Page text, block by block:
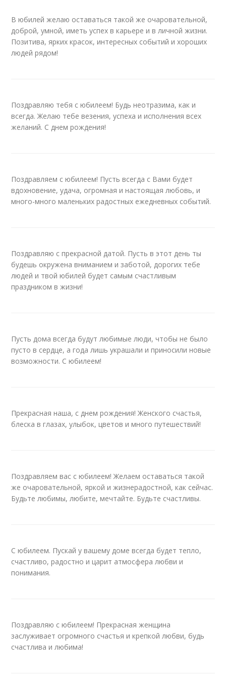
В юбилей желаю оставаться такой же очаровательной,
доброй, умной, иметь успех в карьере и в личной жизни.
Позитива, ярких красок, интересных событий и хороших
людей рядом!
Поздравляю тебя с юбилеем! Будь неотразима, как и
всегда. Желаю тебе везения, успеха и исполнения всех
желаний. С днем рождения!
Поздравляем с юбилеем! Пусть всегда с Вами будет
вдохновение, удача, огромная и настоящая любовь, и
много-много маленьких радостных ежедневных событий.
Поздравляю с прекрасной датой. Пусть в этот день ты
будешь окружена вниманием и заботой, дорогих тебе
людей и твой юбилей будет самым счастливым
праздником в жизни!
Пусть дома всегда будут любимые люди, чтобы не было
пусто в сердце, а года лишь украшали и приносили новые
возможности. С юбилеем!
Прекрасная наша, с днем рождения! Женского счастья,
блеска в глазах, улыбок, цветов и много путешествий!
Поздравляем вас с юбилеем! Желаем оставаться такой
же очаровательной, яркой и жизнерадостной, как сейчас.
Будьте любимы, любите, мечтайте. Будьте счастливы.
С юбилеем. Пускай у вашему доме всегда будет тепло,
счастливо, радостно и царит атмосфера любви и
понимания.
Поздравляю с юбилеем! Прекрасная женщина
заслуживает огромного счастья и крепкой любви, будь
счастлива и любима!